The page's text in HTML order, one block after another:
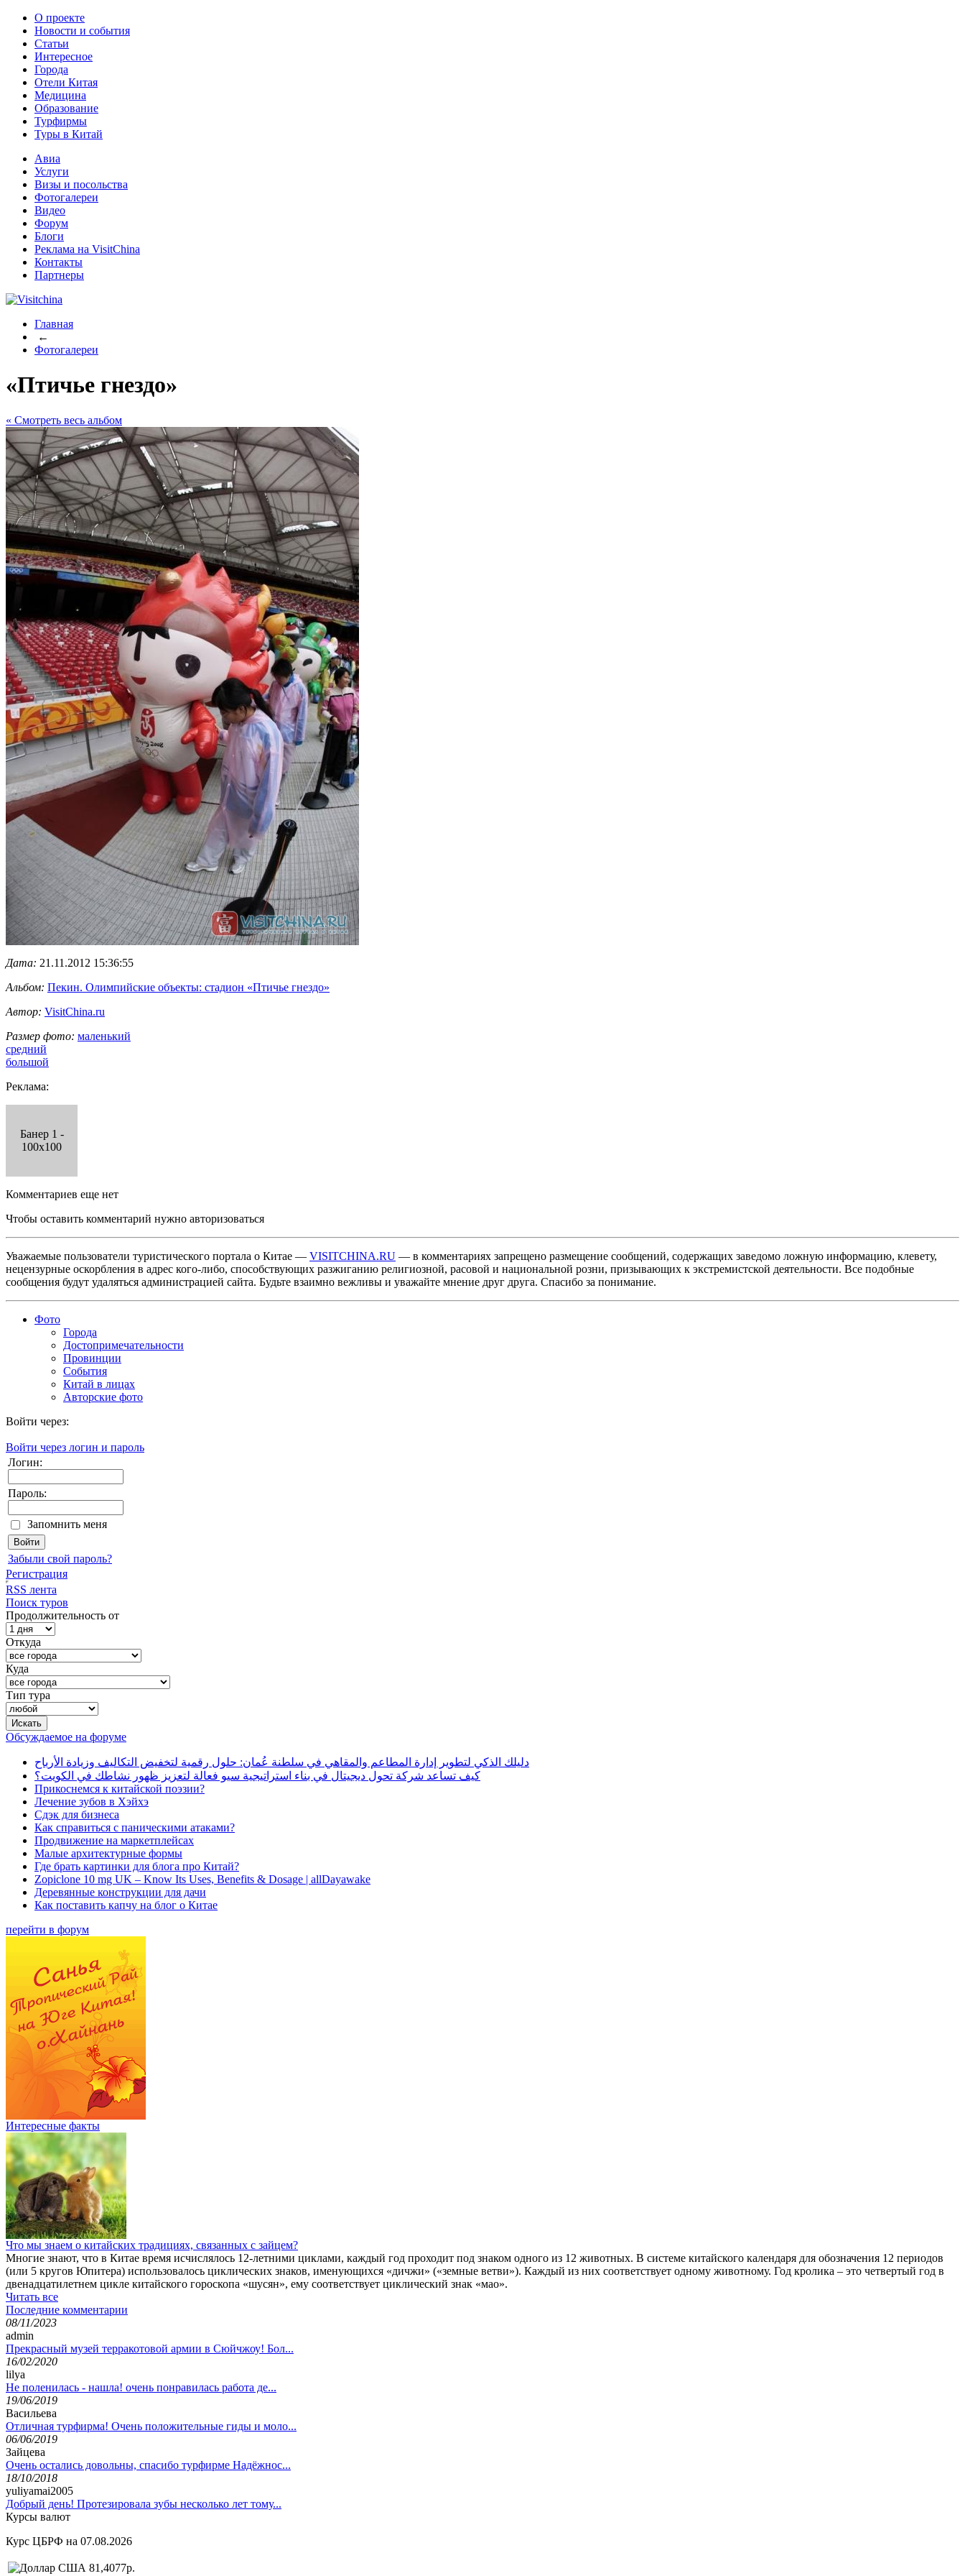
О проекте
Новости и события
Статьи
Интересное
Города
Отели Китая
Медицина
Образование
Турфирмы
Туры в Китай
Авиа
Услуги
Визы и посольства
Фотогалереи
Видео
Форум
Блоги
Реклама на VisitChina
Контакты
Партнеры
Главная
←
Фотогалереи
«Птичье гнездо»
« Cмотреть весь альбом
Дата: 21.11.2012 15:36:55
Альбом: Пекин. Олимпийские объекты: стадион «Птичье гнездо»
Автор: VisitChina.ru
Размер фото: маленький
средний
большой
Реклама:
Банер 1 -
100x100
Комментариев еще нет
Чтобы оставить комментарий нужно авторизоваться
Уважаемые пользователи туристического портала о Китае — VISITCHINA.RU — в комментариях запрещено размещение сообщений, содержащих заведомо ложную информацию, клевету,
нецензурные оскорбления в адрес кого-либо, способствующих разжиганию религиозной, расовой и национальной розни, призывающих к экстремистской деятельности. Все подобные
сообщения будут удаляться администрацией сайта. Будьте взаимно вежливы и уважайте мнение друг друга. Спасибо за понимание.
Фото
Города
Достопримечательности
Провинции
События
Китай в лицах
Авторские фото
Войти через:
Войти через логин и пароль
Логин:
Пароль:
Запомнить меня
Забыли свой пароль?
Регистрация
RSS лента
Поиск туров
Продолжительность от
Откуда
Куда
Тип тура
Обсуждаемое на форуме
دليلك الذكي لتطوير إدارة المطاعم والمقاهي في سلطنة عُمان: حلول رقمية لتخفيض التكاليف وزيادة الأرباح
كيف تساعد شركة تحول ديجيتال في بناء استراتيجية سيو فعالة لتعزيز ظهور نشاطك في الكويت؟
Прикоснемся к китайской поэзии?
Лечение зубов в Хэйхэ
Сдэк для бизнеса
Как справиться с паническими атаками?
Продвижение на маркетплейсах
Малые архитектурные формы
Где брать картинки для блога про Китай?
Zopiclone 10 mg UK – Know Its Uses, Benefits & Dosage | allDayawake
Деревянные конструкции для дачи
Как поставить капчу на блог о Китае
перейти в форум
Интересные факты
Что мы знаем о китайских традициях, связанных с зайцем?
Многие знают, что в Китае время исчислялось 12-летними циклами, каждый год проходит под знаком одного из 12 животных. В системе китайского календаря для обозначения 12 периодов
(или 5 кругов Юпитера) использовалось циклических знаков, именующихся «дичжи» («земные ветви»). Каждый из них соответствует одному животному. Год кролика – это четвертый год в
двенадцатилетнем цикле китайского гороскопа «шусян», ему соответствует циклический знак «мао».
Читать все
Последние комментарии
08/11/2023
admin
Прекрасный музей терракотовой армии в Сюйчжоу! Бол...
16/02/2020
lilya
Не поленилась - нашла! очень понравилась работа де...
19/06/2019
Васильева
Отличная турфирма! Очень положительные гиды и моло...
06/06/2019
Зайцева
Очень остались довольны, спасибо турфирме Надёжнос...
18/10/2018
yuliyamai2005
Добрый день! Протезировала зубы несколько лет тому...
Курсы валют
Курс ЦБРФ на 07.08.2026
81,4077р.